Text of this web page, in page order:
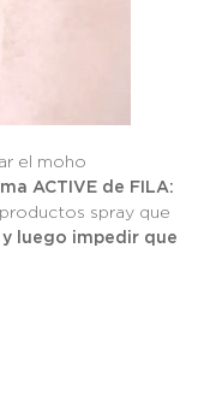
el moho
ACTIVE de FILA:
spray que
luego impedir que